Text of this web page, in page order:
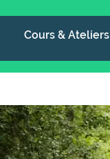
Cours & Ateliers